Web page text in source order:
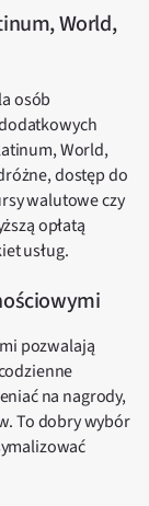
World,
osób
World,
dostęp do
walutowe czy
opłatą
usług.
pozwalają
na nagrody,
To dobry wybór